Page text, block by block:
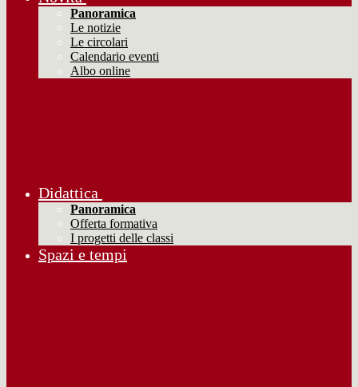
Panoramica
Le notizie
Le circolari
Calendario eventi
Albo online
Didattica
Panoramica
Offerta formativa
I progetti delle classi
Spazi e tempi